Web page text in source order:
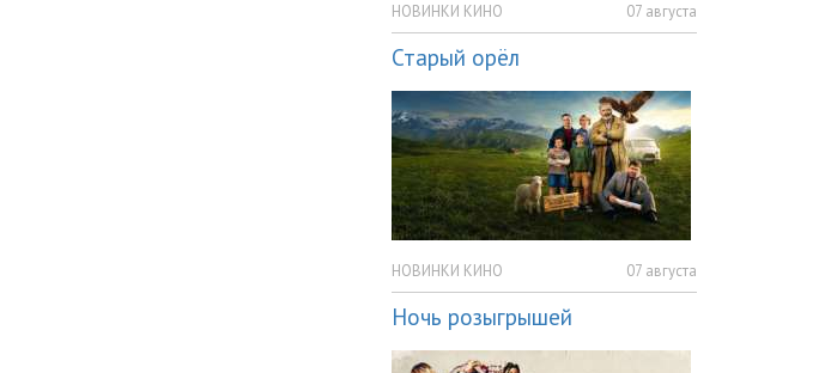
НОВИНКИ КИНО 07 августа
Старый орёл
НОВИНКИ КИНО 07 августа
Ночь розыгрышей